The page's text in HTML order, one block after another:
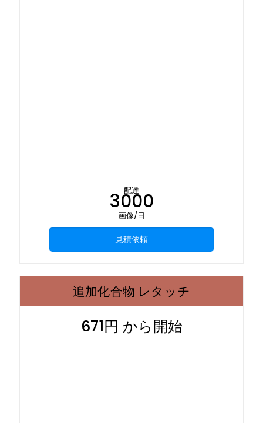
配達
3000
画像/日
見積依頼
追加化合物 レタッチ
671円 から開始